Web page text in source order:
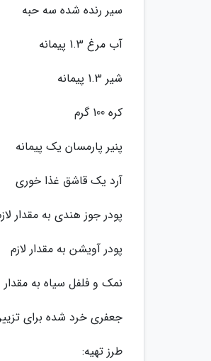
سیر رنده شده سه حبه
آب مرغ 1.3 پیمانه
شیر 1.3 پیمانه
کره 100 گرم
پنیر پارمسان یک پیمانه
آرد یک قاشق غذا خوری
پودر جوز هندی به مقدار
پودر آویشن به مقدار لازم
نمک و فلفل سیاه به مقدار
جعفری خرد شده برای
طرز تهیه: